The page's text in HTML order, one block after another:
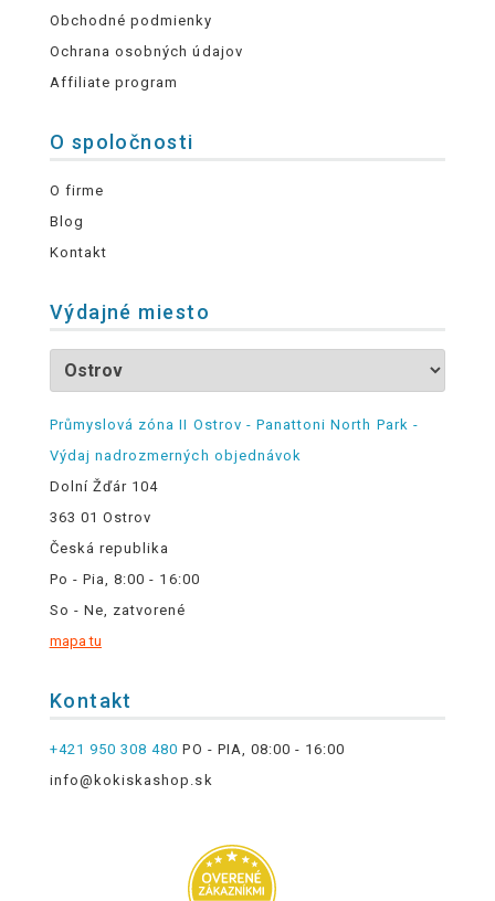
Obchodné podmienky
Ochrana osobných údajov
Affiliate program
O spoločnosti
O firme
Blog
Kontakt
Výdajné miesto
Průmyslová zóna II Ostrov - Panattoni North Park -
Výdaj nadrozmerných objednávok
Dolní Žďár 104
363 01 Ostrov
Česká republika
Po - Pia, 8:00 - 16:00
So - Ne, zatvorené
mapa tu
Kontakt
+421 950 308 480 PO - PIA, 08:00 - 16:00
info@kokiskashop.sk